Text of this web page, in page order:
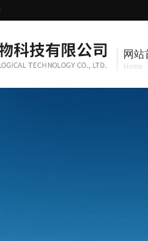
网站
Home